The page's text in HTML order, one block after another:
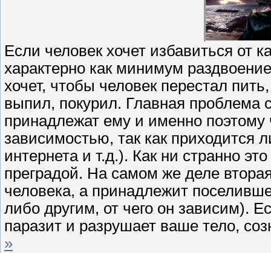
Если человек хочет избавиться от
характерно как минимум
хочет, чтобы человек перестал
выпил, покурил. Главная проблема
принадлежат ему и именно поэтому
зависимостью, так как приходится
интернета и т.д.). Как ни странно
преградой. На самом же деле
человека, а принадлежит
либо другим, от чего он зависим).
паразит и разрушает ваше тело,
»